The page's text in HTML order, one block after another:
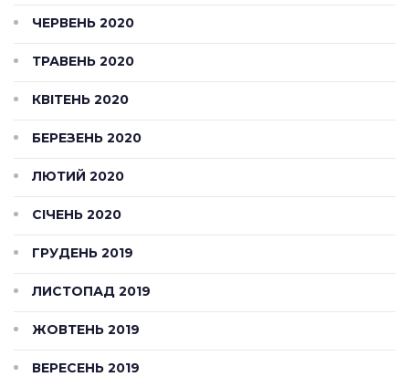
ЧЕРВЕНЬ 2020
ТРАВЕНЬ 2020
КВІТЕНЬ 2020
БЕРЕЗЕНЬ 2020
ЛЮТИЙ 2020
СІЧЕНЬ 2020
ГРУДЕНЬ 2019
ЛИСТОПАД 2019
ЖОВТЕНЬ 2019
ВЕРЕСЕНЬ 2019